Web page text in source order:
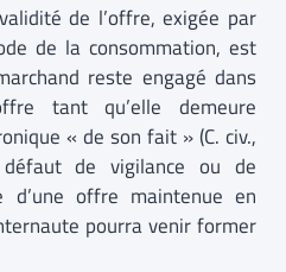
de l’offre, exigée par
de la consommation, est
reste engagé dans
tant qu’elle demeure
« de son fait » (C. civ.,
de vigilance ou de
d’une offre maintenue en
pourra venir former